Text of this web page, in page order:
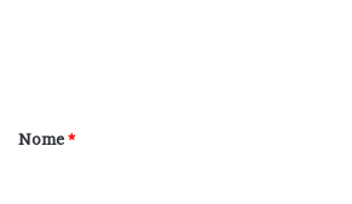
r
Nome*